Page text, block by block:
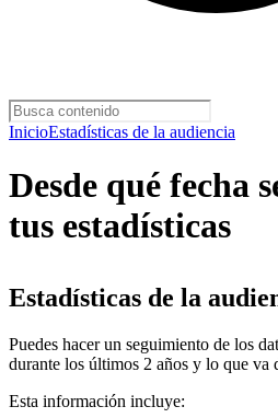
InicioEstadísticas de la audiencia
Desde qué fecha
tus estadísticas
Estadísticas de la
Puedes hacer un seguimiento de los
durante los últimos 2 años y lo que va
Esta información incluye: